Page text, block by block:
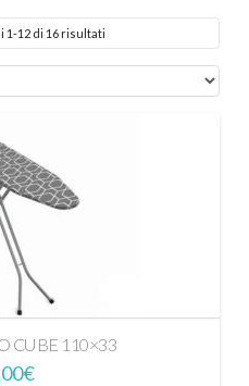
1-12 di 16 risultati
CUBE 110×33
€